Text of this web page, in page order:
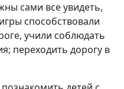
сами все увидеть,
способствовали
учили соблюдать
переходить дорогу в